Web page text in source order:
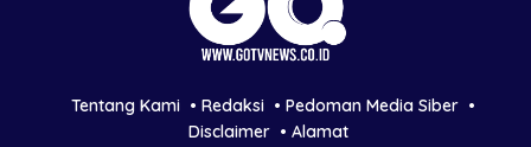
Tentang Kami Redaksi
Pedoman Media Siber
Disclaimer
Alamat